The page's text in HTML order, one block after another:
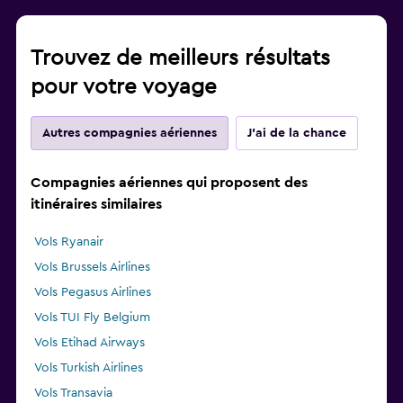
Trouvez de meilleurs résultats
pour votre voyage
Autres compagnies aériennes J'ai de la chance
Compagnies aériennes qui proposent des
itinéraires similaires
Vols Ryanair
Vols Brussels Airlines
Vols Pegasus Airlines
Vols TUI Fly Belgium
Vols Etihad Airways
Vols Turkish Airlines
Vols Transavia